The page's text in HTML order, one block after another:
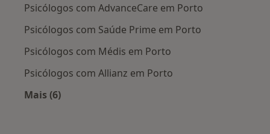
Psicólogos com AdvanceCare em Porto
Psicólogos com Saúde Prime em Porto
Psicólogos com Médis em Porto
Psicólogos com Allianz em Porto
Mais (6)